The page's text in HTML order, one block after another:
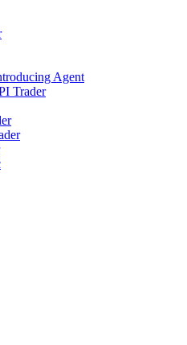
Agent
Trader